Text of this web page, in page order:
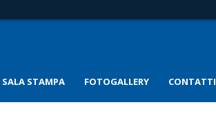
SALA STAMPA FOTOGALLERY CONTATTI